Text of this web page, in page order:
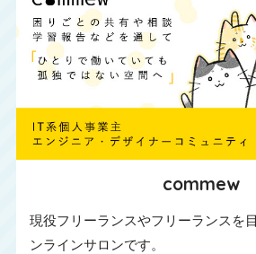
commew
現役フリーランスやフリーランスを
ンラインサロンです。